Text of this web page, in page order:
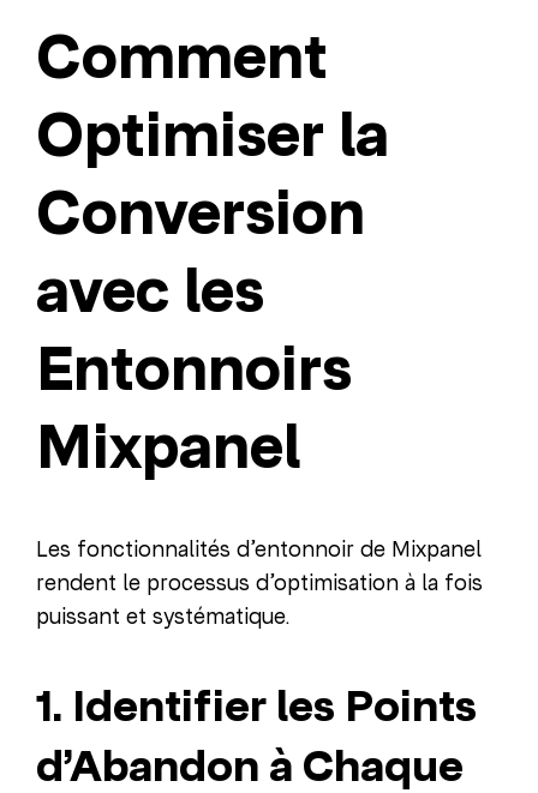
Comment
Optimiser la
Conversion
avec les
Entonnoirs
Mixpanel
Les fonctionnalités d’entonnoir de Mixpanel
rendent le processus d’optimisation à la fois
puissant et systématique.
1. Identifier les Points
d’Abandon à Chaque